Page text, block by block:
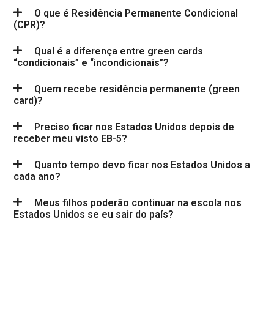
O que é Residência Permanente Condicional
(CPR)?
Qual é a diferença entre green cards
“condicionais” e “incondicionais”?
Quem recebe residência permanente (green
card)?
Preciso ficar nos Estados Unidos depois de
receber meu visto EB-5?
Quanto tempo devo ficar nos Estados Unidos a
cada ano?
Meus filhos poderão continuar na escola nos
Estados Unidos se eu sair do país?